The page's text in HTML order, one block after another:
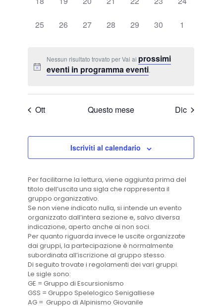
0
25
0
26
0
27
0
28
0
29
0
30
0
1
Nessun risultato trovato per Vai ai prossimi
eventi in programma eventi.
Ott Questo mese Dic
Iscriviti al calendario
Per facilitarne la lettura, viene aggiunta prima del
titolo dell’uscita una sigla che rappresenta il
gruppo organizzativo.
Se non viene indicato nulla, si intende un evento
organizzato dall’intera sezione e, salvo diversa
indicazione, aperto anche ai non soci.
Per quanto riguarda invece le uscite organizzate
dai gruppi, la partecipazione è normalmente
subordinata all’iscrizione al gruppo stesso.
Di seguito trovate i regolamenti dei vari gruppi.
Le sigle sono:
GE = Gruppo di Escursionismo
GSS = Gruppo Spelelogico Senigalliese
AG = Gruppo di Alpinismo Giovanile